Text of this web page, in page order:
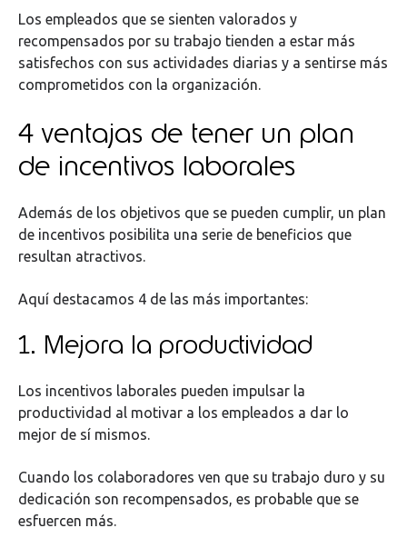
Los empleados que se sienten valorados y
recompensados por su trabajo tienden a estar más
satisfechos con sus actividades diarias y a sentirse más
comprometidos con la organización.
4 ventajas de tener un plan
de incentivos laborales
Además de los objetivos que se pueden cumplir, un plan
de incentivos posibilita una serie de beneficios que
resultan atractivos.
Aquí destacamos 4 de las más importantes:
1. Mejora la productividad
Los incentivos laborales pueden impulsar la
productividad al motivar a los empleados a dar lo
mejor de sí mismos.
Cuando los colaboradores ven que su trabajo duro y su
dedicación son recompensados, es probable que se
esfuercen más.